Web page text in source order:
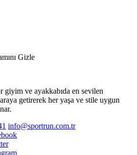
Gizle
giyim ve ayakkabıda en sevilen
getirerek her yaşa ve stile uygun
info@sportrun.com.tr